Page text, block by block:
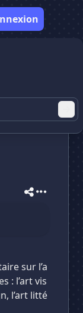
!
sur l’a
: l’art vis
l’art litté
de ce